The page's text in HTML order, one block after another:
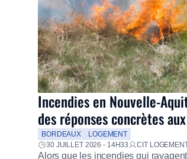
Incendies en Nouvelle-
des réponses concrètes
BORDEAUX
LOGEMENT
30 JUILLET 2026 - 14H33
CIT
Alors que les incendies qui